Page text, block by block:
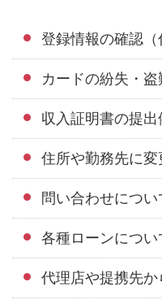
登録情報の確認（
カードの紛失・
収入証明書の提出
住所や勤務先に
問い合わせにつ
各種ローンについ
代理店や提携先か